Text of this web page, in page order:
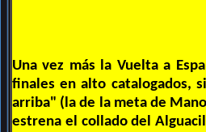
Una vez más la Vuelta a
finales en alto catalogados,
arriba" (la de la meta de
estrena el collado del